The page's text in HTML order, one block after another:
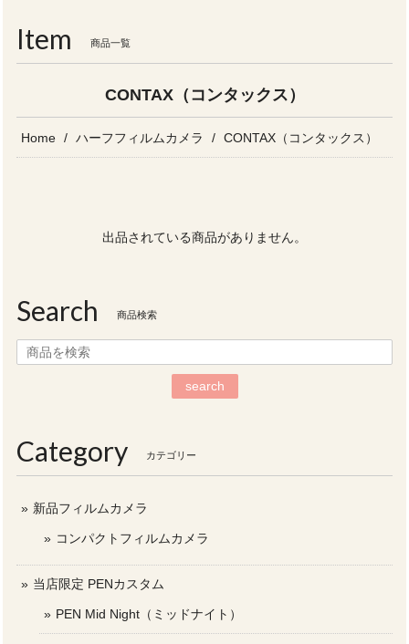
Item 商品一覧
CONTAX（コンタックス）
Home ハーフフィルムカメラ CONTAX（コンタックス）
出品されている商品がありません。
Search 商品検索
search
Category カテゴリー
新品フィルムカメラ
コンパクトフィルムカメラ
当店限定 PENカスタム
PEN Mid Night（ミッドナイト）